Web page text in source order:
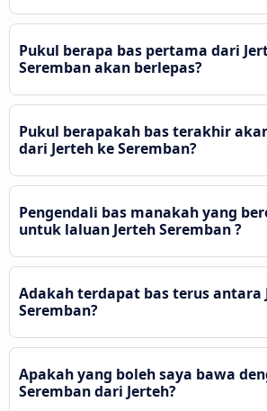
Pukul berapa bas pertama dari
Seremban akan berlepas?
Pukul berapakah bas terakhir
dari Jerteh ke Seremban?
Pengendali bas manakah yang
untuk laluan Jerteh Seremban ?
Adakah terdapat bas terus antara
Seremban?
Apakah yang boleh saya bawa
Seremban dari Jerteh?